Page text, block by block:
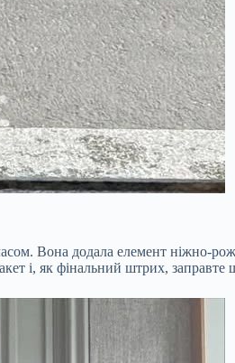
Вона додала елемент ніжно-
і, як фінальний штрих, заправте